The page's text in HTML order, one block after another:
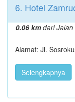
6. Hotel
0.06 kmdari Jalan
Alamat: Jl.
Selengkapnya